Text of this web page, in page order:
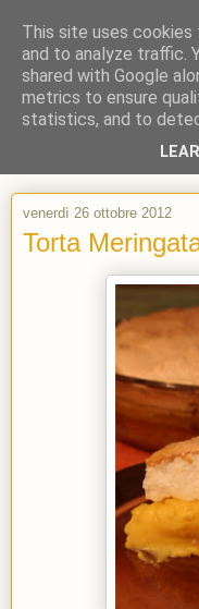
venerdì 26 ottobre 2012
Torta
This site uses
and to analyze traffic.
shared with Google
metrics to ensure
statistics, and to